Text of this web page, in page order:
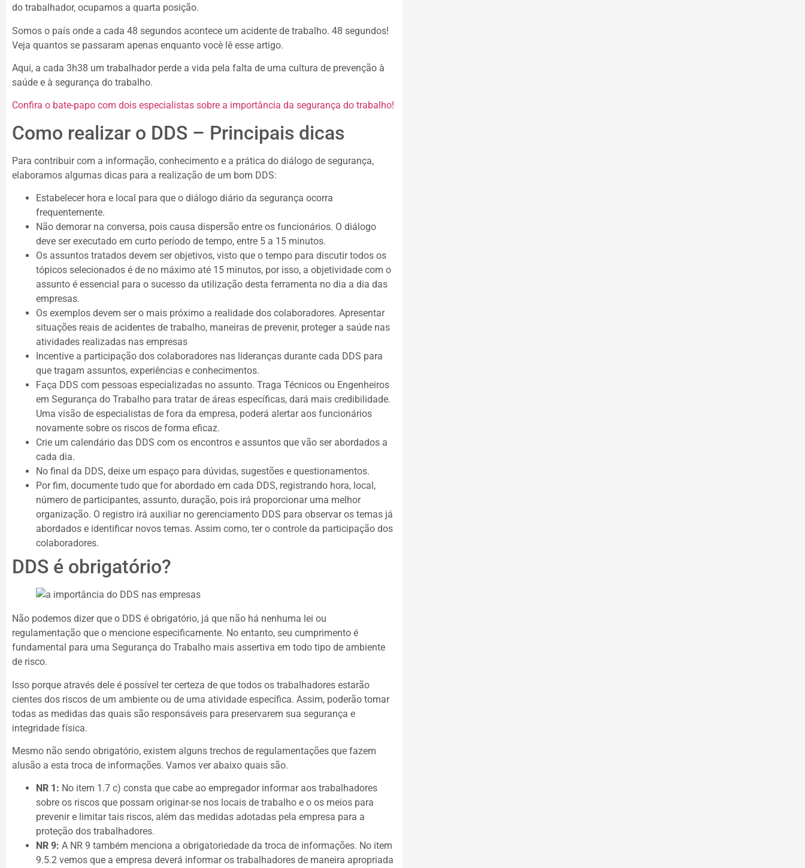
do trabalhador, ocupamos a quarta posição.
Somos o país onde a cada 48 segundos acontece um acidente de trabalho. 48 segundos!
Veja quantos se passaram apenas enquanto você lê esse artigo.
Aqui, a cada 3h38 um trabalhador perde a vida pela falta de uma cultura de prevenção à
saúde e à segurança do trabalho.
Confira o bate-papo com dois especialistas sobre a importância da segurança do trabalho!
Como realizar o DDS – Principais dicas
Para contribuir com a informação, conhecimento e a prática do diálogo de segurança,
elaboramos algumas dicas para a realização de um bom DDS:
Estabelecer hora e local para que o diálogo diário da segurança ocorra
frequentemente.
Não demorar na conversa, pois causa dispersão entre os funcionários. O diálogo
deve ser executado em curto período de tempo, entre 5 a 15 minutos.
Os assuntos tratados devem ser objetivos, visto que o tempo para discutir todos os
tópicos selecionados é de no máximo até 15 minutos, por isso, a objetividade com o
assunto é essencial para o sucesso da utilização desta ferramenta no dia a dia das
empresas.
Os exemplos devem ser o mais próximo a realidade dos colaboradores. Apresentar
situações reais de acidentes de trabalho, maneiras de prevenir, proteger a saúde nas
atividades realizadas nas empresas
Incentive a participação dos colaboradores nas lideranças durante cada DDS para
que tragam assuntos, experiências e conhecimentos.
Faça DDS com pessoas especializadas no assunto. Traga Técnicos ou Engenheiros
em Segurança do Trabalho para tratar de áreas específicas, dará mais credibilidade.
Uma visão de especialistas de fora da empresa, poderá alertar aos funcionários
novamente sobre os riscos de forma eficaz.
Crie um calendário das DDS com os encontros e assuntos que vão ser abordados a
cada dia.
No final da DDS, deixe um espaço para dúvidas, sugestões e questionamentos.
Por fim, documente tudo que for abordado em cada DDS, registrando hora, local,
número de participantes, assunto, duração, pois irá proporcionar uma melhor
organização. O registro irá auxiliar no gerenciamento DDS para observar os temas já
abordados e identificar novos temas. Assim como, ter o controle da participação dos
colaboradores.
DDS é obrigatório?
Não podemos dizer que o DDS é obrigatório, já que não há nenhuma lei ou
regulamentação que o mencione especificamente. No entanto, seu cumprimento é
fundamental para uma Segurança do Trabalho mais assertiva em todo tipo de ambiente
de risco.
Isso porque através dele é possível ter certeza de que todos os trabalhadores estarão
cientes dos riscos de um ambiente ou de uma atividade específica. Assim, poderão tomar
todas as medidas das quais são responsáveis para preservarem sua segurança e
integridade física.
Mesmo não sendo obrigatório, existem alguns trechos de regulamentações que fazem
alusão a esta troca de informações. Vamos ver abaixo quais são.
NR 1: No item 1.7 c) consta que cabe ao empregador informar aos trabalhadores
sobre os riscos que possam originar-se nos locais de trabalho e o os meios para
prevenir e limitar tais riscos, além das medidas adotadas pela empresa para a
proteção dos trabalhadores.
NR 9: A NR 9 também menciona a obrigatoriedade da troca de informações. No item
9.5.2 vemos que a empresa deverá informar os trabalhadores de maneira apropriada